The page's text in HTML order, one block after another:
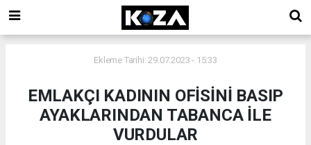
Ekleme Tarihi: 29.07.2023 - 15:33
EMLAKÇI KADININ OFİSİNİ BASIP
AYAKLARINDAN TABANCA İLE
VURDULAR